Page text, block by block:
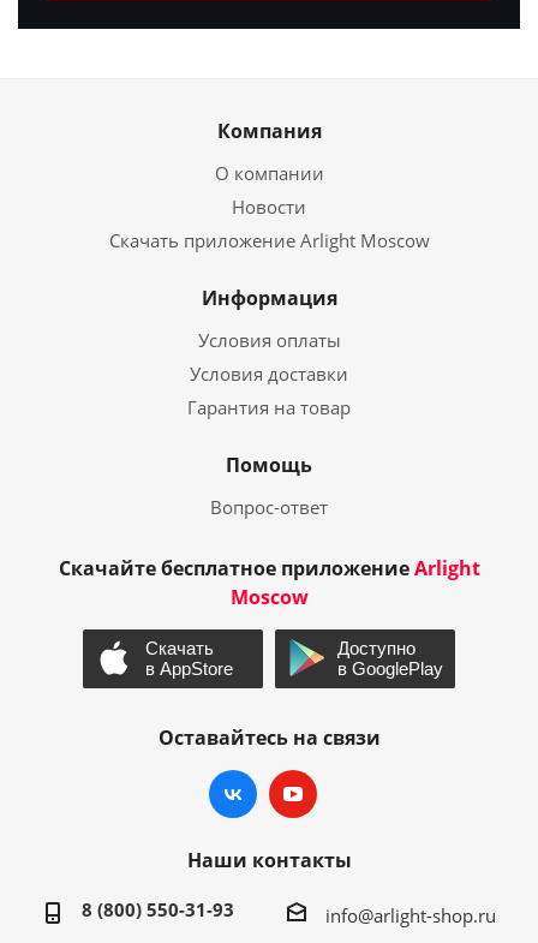
Компания
О компании
Новости
Скачать приложение Arlight Moscow
Информация
Условия оплаты
Условия доставки
Гарантия на товар
Помощь
Вопрос-ответ
Скачайте бесплатное приложениеArlight
Moscow
Оставайтесь на связи
Наши контакты
8 (800) 550-31-93 info@arlight-shop.ru